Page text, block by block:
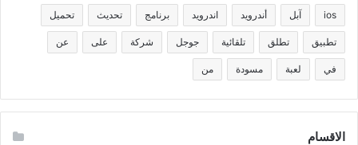
ios آبل أندرويد اندرويد برنامج تحديث تحميل
تطبيق تطلق تلقائية جوجل شركة على عن
في لعبة مسودة من
الاقسام